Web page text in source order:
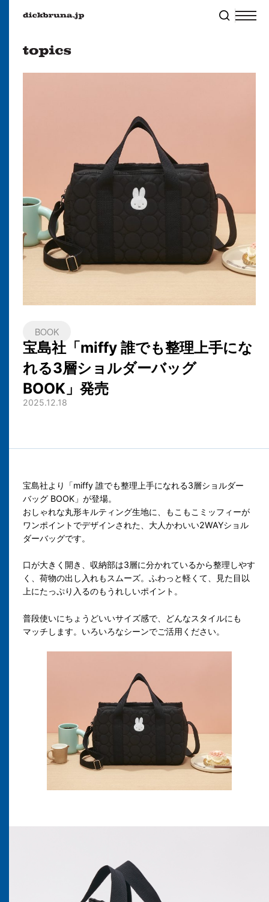
BOOK
宝島社「miffy 誰でも整理上手にな
れる3層ショルダーバッグ
BOOK」発売
2025.12.18
宝島社より「miffy 誰でも整理上手になれる3層ショルダー
バッグ BOOK」が登場。
おしゃれな丸形キルティング生地に、もこもこミッフィーが
ワンポイントでデザインされた、大人かわいい2WAYショル
ダーバッグです。
口が大きく開き、収納部は3層に分かれているから整理しやす
く、荷物の出し入れもスムーズ。ふわっと軽くて、見た目以
上にたっぷり入るのもうれしいポイント。
普段使いにちょうどいいサイズ感で、どんなスタイルにも
マッチします。いろいろなシーンでご活用ください。